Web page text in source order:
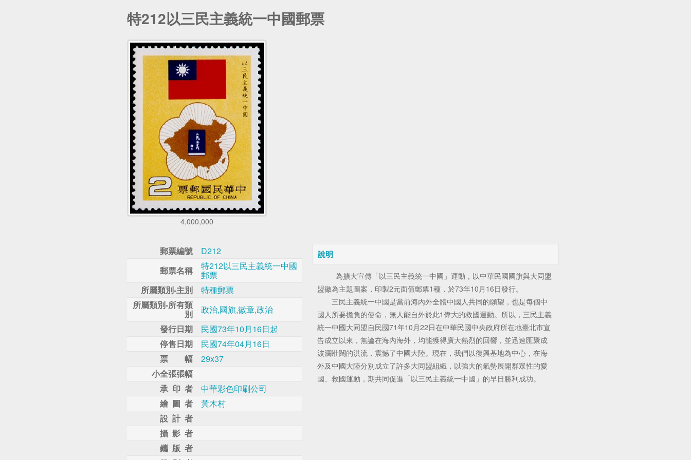
特212以三民主義統一中國郵票
4,000,000
郵票編號
D212
郵票名稱
特212以三民主義統一中國
郵票
所屬類別-主別
特種郵票
所屬類別-所有類
別
政治,國旗,徽章,政治
發行日期
民國73年10月16日起
停售日期
民國74年04月16日
票 幅
29x37
小全張張幅
承 印 者
中華彩色印刷公司
繪 圖 者
黃木村
設 計 者
攝 影 者
鑴 版 者
說明
為擴大宣傳「以三民主義統一中國」運動，以中華民國國旗與大同盟
盟徽為主題圖案，印製2元面值郵票1種，於73年10月16日發行。
三民主義統一中國是當前海內外全體中國人共同的願望，也是每個中
國人所要擔負的使命，無人能自外於此1偉大的救國運動。所以，三民主義
統一中國大同盟自民國71年10月22日在中華民國中央政府所在地臺北市宣
告成立以來，無論在海內海外，均能獲得廣大熱烈的回響，並迅速匯聚成
波瀾壯闊的洪流，震憾了中國大陸。現在，我們以復興基地為中心，在海
外及中國大陸分別成立了許多大同盟組織，以強大的氣勢展開群眾性的愛
國、救國運動，期共同促進「以三民主義統一中國」的早日勝利成功。